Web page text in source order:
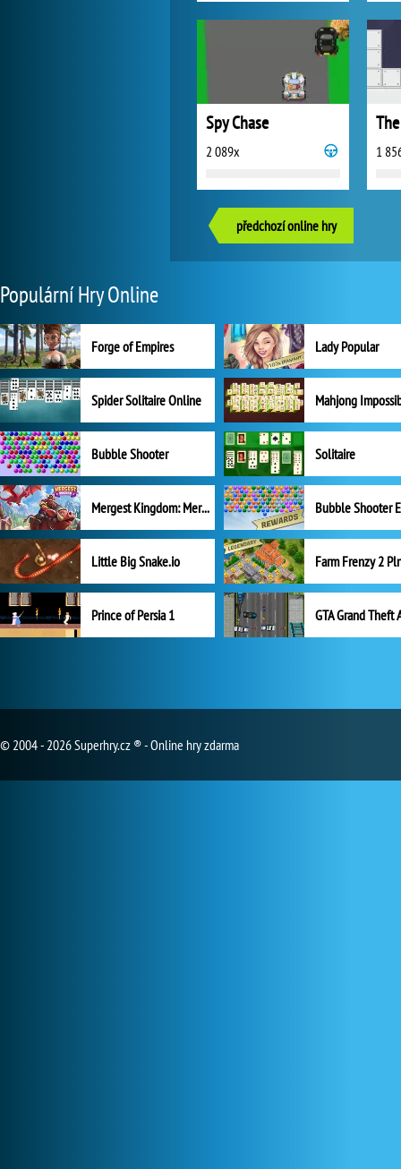
Spy Chase
2 089x 1
předchozí online hry
Populární Hry Online
Forge of Empires Lady Popular
Spider Solitaire Online Mahjong
Bubble Shooter Solitaire
Mergest Kingdom: Merge Puzzle
Little Big Snake.io
Prince of Persia 1 GTA Grand Theft
© 2004 - 2026 Superhry.cz ® - Online hry zdarma